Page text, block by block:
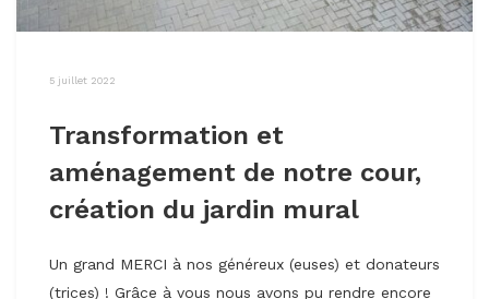
5 juillet 2022
Transformation et
aménagement de notre cour,
création du jardin mural
Un grand MERCI à nos généreux (euses) et donateurs
(trices) ! Grâce à vous nous avons pu rendre encore